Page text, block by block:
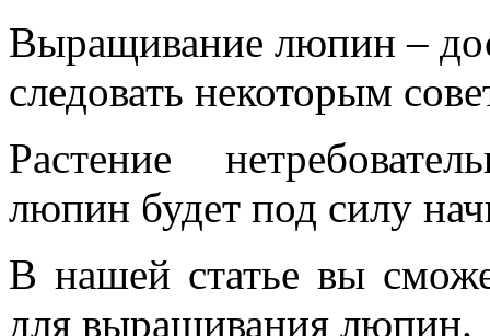
Выращивание люпин –
следовать некоторым
Растение
люпин будет под силу
В нашей статье вы
для выращивания люпин.